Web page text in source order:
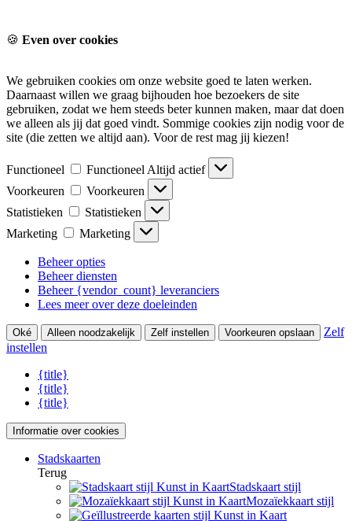
🍪 Even over cookies
We gebruiken cookies om onze website goed te laten werken.
Daarnaast willen we graag bijhouden hoe bezoekers de site
gebruiken, zodat we hem steeds beter kunnen maken, maar dat doen
we alleen als jij dat goed vindt. Sommige cookies zijn nodig voor de
site (die zetten we altijd aan). Voor de rest mag jij kiezen!
Functioneel Functioneel Altijd actief
Voorkeuren
Voorkeuren
Statistieken
Statistieken
Marketing
Marketing
Beheer opties
Beheer diensten
Beheer {vendor_count} leveranciers
Lees meer over deze doeleinden
Oké Alleen noodzakelijk Zelf instellen Voorkeuren opslaan
Zelf
instellen
{title}
{title}
{title}
Informatie over cookies
Stadskaarten
Terug
Stadskaart stijl
Mozaïekkaart stijl